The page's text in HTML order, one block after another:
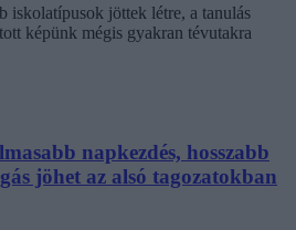
iskolatípusok jöttek létre, a tanulás
képünk mégis gyakran tévutakra
napkezdés, hosszabb
jöhet az alsó tagozatokban